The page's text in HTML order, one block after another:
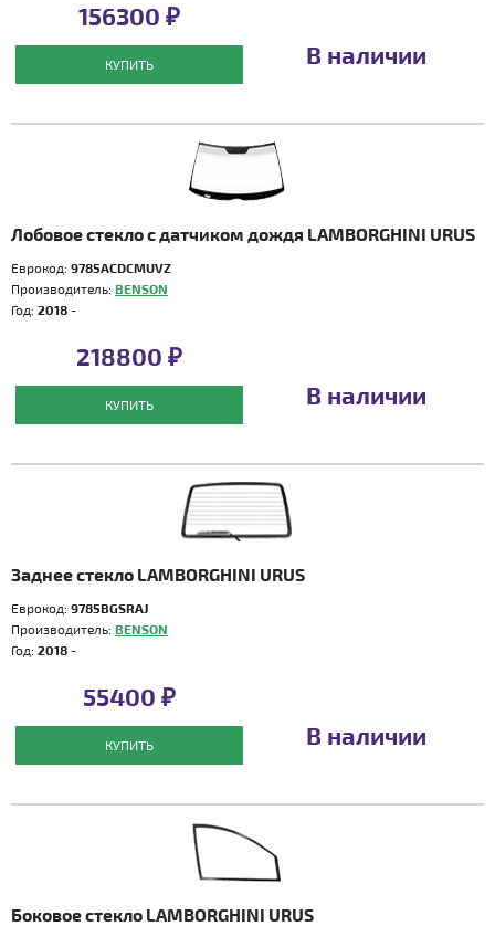
156300 ₽
КУПИТЬ В наличии
Лобовое стекло с датчиком дождя LAMBORGHINI URUS
Еврокод: 9785ACDCMUVZ
Производитель: BENSON
Год: 2018 -
218800 ₽
КУПИТЬ В наличии
Заднее стекло LAMBORGHINI URUS
Еврокод: 9785BGSRAJ
Производитель: BENSON
Год: 2018 -
55400 ₽
КУПИТЬ В наличии
Боковое стекло LAMBORGHINI URUS